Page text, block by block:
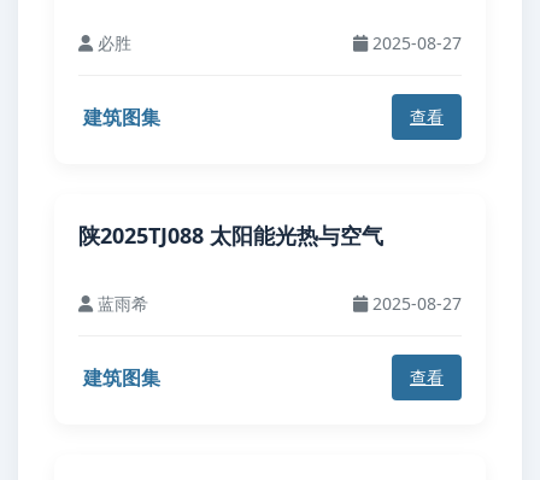
必胜 2025-08-27
建筑图集 查看
陕2025TJ088 太阳能光热与空气
蓝雨希 2025-08-27
建筑图集 查看